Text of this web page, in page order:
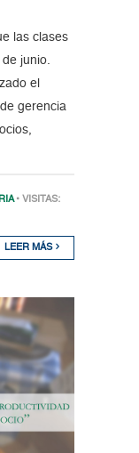
las clases
junio.
el
gerencia
• VISITAS:
LEER MÁS